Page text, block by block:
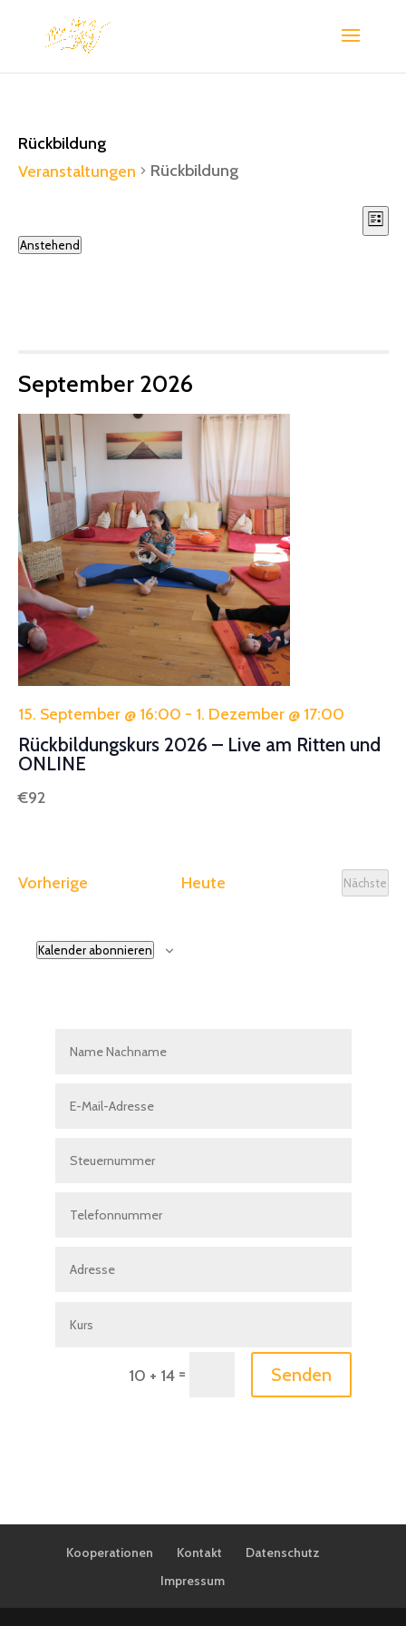
Rückbildung
Veranstaltungen
Rückbildung
Liste
Veranstaltungen
Anstehend
September 2026
Rückbildungskurs 2026 – Live am Ritten und
ONLINE
15. September @ 16:00 - 1. Dezember @ 17:00
€92
VorherigeVeranstaltungenHeute
Nächste
Kalender abonnieren
10 + 14= Senden
Kooperationen Kontakt
Datenschutz
Impressum